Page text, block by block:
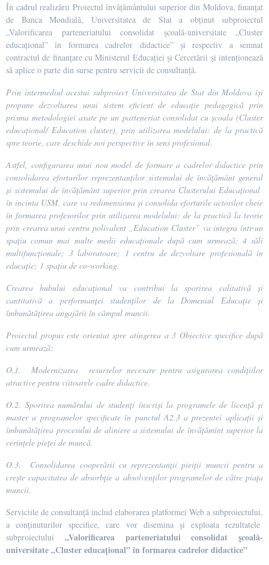
În cadrul realizării Proiectul învățământului superior din Moldova, finanțat
de Banca Mondială, Universitatea de Stat a obținut subproiectul
„Valorificarea parteneriatului consolidat școală-universitate „Cluster
educațional” în formarea cadrelor didactice” și respectiv a semnat
contractul de finanțare cu Ministerul Educației și Cercetării și intenționează
să aplice o parte din surse pentru servicii de consultanță.
Prin intermediul acestui subproiect Universitatea de Stat din Moldova își
propune dezvoltarea unui sistem eficient de educație pedagogică prin
prisma metodologiei axate pe un parteneriat consolidat cu școala (Cluster
educațional/ Education cluster), prin utilizarea modelului:de la practică
spre teorie, care deschide noi perspective în sens profesional.
Astfel, configurarea unui nou model de formare a cadrelor didactice prin
consolidarea eforturilor reprezentanților sistemului de învățământ general
și sistemului de învățământ superior prin crearea Clusterului Educațional
în incinta USM, care va redimensiona și consolida eforturile actorilor cheie
în formarea profesorilor prin utilizarea modelului: de la practică la teorie
prin crearea unui centru polivalent „Education Cluster” va integra într-un
spațiu comun mai multe medii educaționale după cum urmează: 4 săli
multifuncționale; 3 laboratoare; 1 centru de dezvoltare profesională în
educație; 1 spațiu de co-working.
Crearea hubului educațional va contribui la sporirea calitativă și
cantitativă a performanței studenților de la Domeniul Educație și
îmbunătățirea angajării în câmpul muncii.
Proiectul propus este orientat spre atingerea a 3 Obiective specifice după
cum urmează:
O.1.
Modernizarea resurselor necesare pentru asigurarea condițiilor
atractive pentru viitoarele cadre didactice.
O.2. Sporirea numărului de studenți înscriși la programele de licență și
master a programelor specificate în punctul A2.3 a prezentei aplicații și
îmbunătățirea procesului de aliniere a sistemului de învățămînt superior la
cerințele pieței de muncă.
O.3.
Consolidarea cooperării cu reprezentanţii pieiţii muncii pentru a
creşte capacitatea de absorbţie a absolvenţilor programelor de către piaţa
muncii.
Serviciile de consultanță includ elaborarea platformei Web a subproiectului,
a conținuturilor specifice, care vor disemina și exploata rezultatele
subproiectului „Valorificarea parteneriatului consolidat școală-
universitate „Cluster educațional” în formarea cadrelor didactice”